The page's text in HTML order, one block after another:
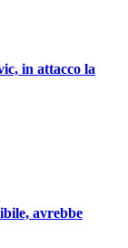
in attacco la
avrebbe